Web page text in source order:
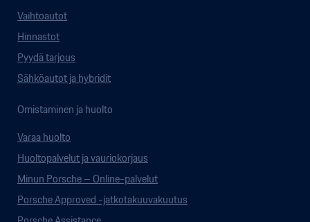
Vaihtoautot
Hinnastot
Pyydä tarjous
Sähköautot ja hybridit
Omistaminen ja huolto
Varaa huolto
Huoltopalvelut ja vauriokorjaus
Minun Porsche – Online-palvelut
Porsche Approved -jatkotakuuvakuutus